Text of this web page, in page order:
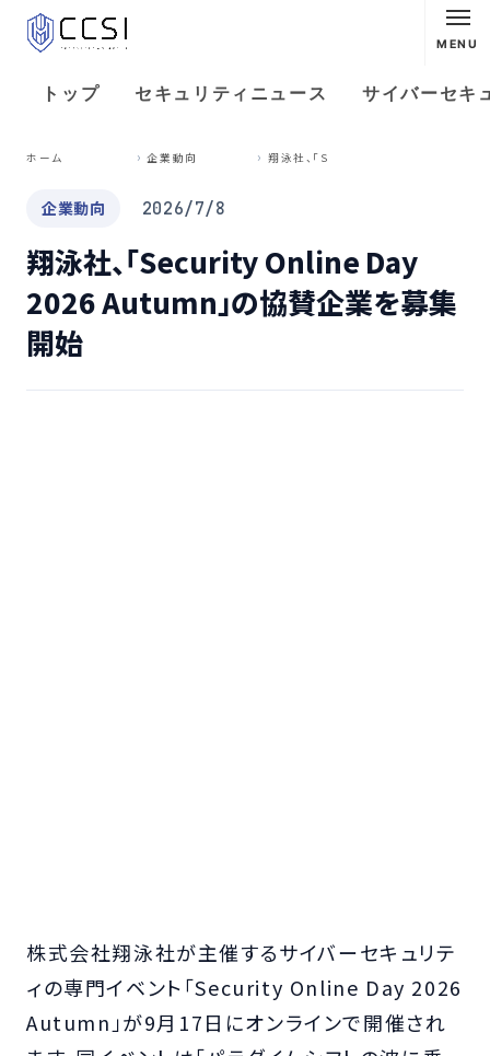
MENU
トップ セキュリティニュース サイバーセキ
ホーム 企業動向
企業動向 2026/7/8
翔泳社、「Security Online Day
2026 Autumn」の協賛企業を募集
開始
株式会社翔泳社が主催するサイバーセキュリテ
ィの専門イベント「Security Online Day 2026
Autumn」が9月17日にオンラインで開催され